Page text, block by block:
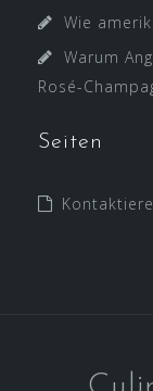
Wie
Warum
Rosé-
Seiten